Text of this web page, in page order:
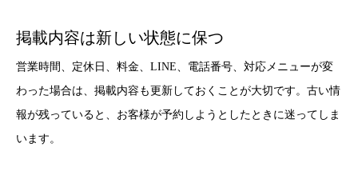
掲載内容は新しい状態に保つ
営業時間、定休日、料金、LINE、電話番号、対応メニューが変
わった場合は、掲載内容も更新しておくことが大切です。古い情
報が残っていると、お客様が予約しようとしたときに迷ってしま
います。